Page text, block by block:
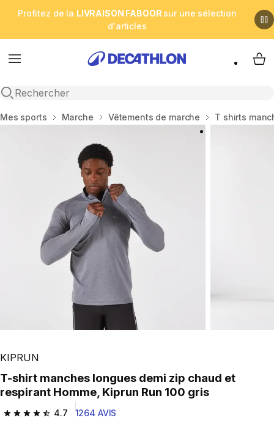
Profitez de la LIVRAISON FABOOR sur une sélection
d'articles
Menu
Open search
My
Accueil
Mes sports Marche Vêtements de marche T shirts
KIPRUN
T-shirt manches longues demi zip chaud et
respirant Homme, Kiprun Run 100 gris
4.7
4.7 out of 5 stars from 1264 reviews
1264 AVIS